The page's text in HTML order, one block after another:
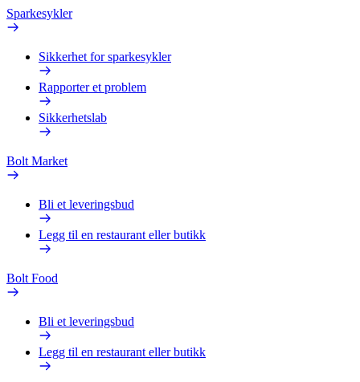
Sparkesykler
Sikkerhet for sparkesykler
Rapporter et problem
Sikkerhetslab
Bolt Market
Bli et leveringsbud
Legg til en restaurant eller butikk
Bolt Food
Bli et leveringsbud
Legg til en restaurant eller butikk